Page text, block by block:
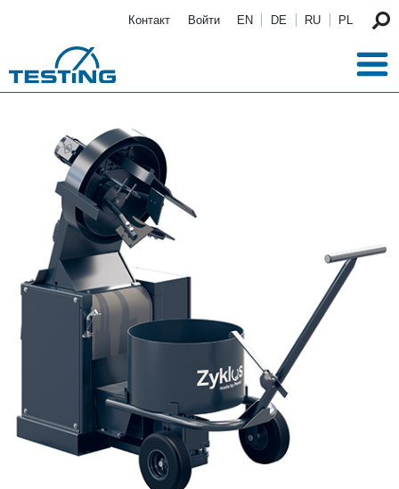
Контакт Войти EN DE RU PL